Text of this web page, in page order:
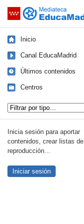
Saltar navegación
Inicio
Canal EducaMadrid
Últimos contenidos
Centros
Inicia sesión para aportar
contenidos, crear listas de
reproducción...
Iniciar sesión